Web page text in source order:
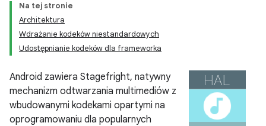
Na tej stronie
Architektura
Wdrażanie kodeków niestandardowych
Udostępnianie kodeków dla frameworka
Android zawiera Stagefright, natywny
mechanizm odtwarzania multimediów z
wbudowanymi kodekami opartymi na
oprogramowaniu dla popularnych